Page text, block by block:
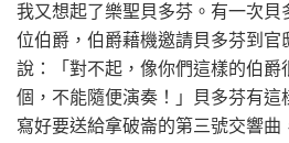
我又想起了樂聖貝多芬。有一次
位伯爵，伯爵藉機邀請貝多芬到官
說：「對不起，像你們這樣的伯爵
個，不能隨便演奏！」貝多芬有
寫好要送給拿破崙的第三號交響